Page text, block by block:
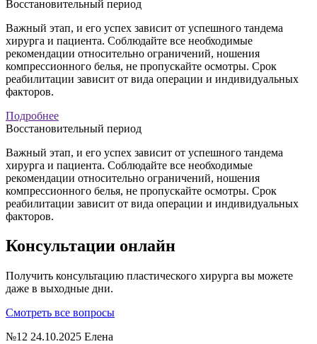
Восстановительный период
Важный этап, и его успех зависит от успешного тандема
хирурга и пациента. Соблюдайте все необходимые
рекомендации относительно ограничений, ношения
компрессионного белья, не пропускайте осмотры. Срок
реабилитации зависит от вида операции и индивидуальных
факторов.
Подробнее
Восстановительный период
Важный этап, и его успех зависит от успешного тандема
хирурга и пациента. Соблюдайте все необходимые
рекомендации относительно ограничений, ношения
компрессионного белья, не пропускайте осмотры. Срок
реабилитации зависит от вида операции и индивидуальных
факторов.
Консультации онлайн
Получить консультацию пластического хирурга вы можете
даже в выходные дни.
Смотреть все вопросы
№12 24.10.2025 Елена